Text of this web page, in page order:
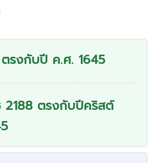
รงกับปี ค.ศ. 1645
2188 ตรงกับปีคริสต์